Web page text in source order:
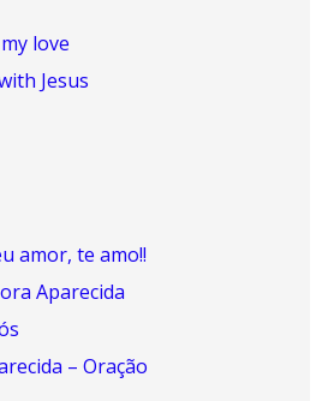
love
Jesus
amor, te amo!!
Aparecida
– Oração